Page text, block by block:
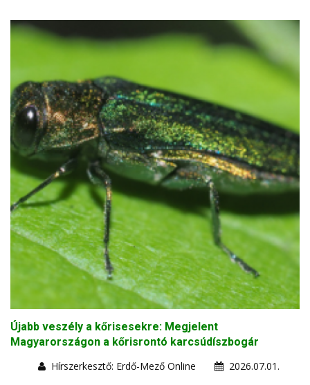
Újabb veszély a kőrisesekre: Megjelent
Magyarországon a kőrisrontó karcsúdíszbogár
Hírszerkesztő: Erdő-Mező Online
2026.07.01.